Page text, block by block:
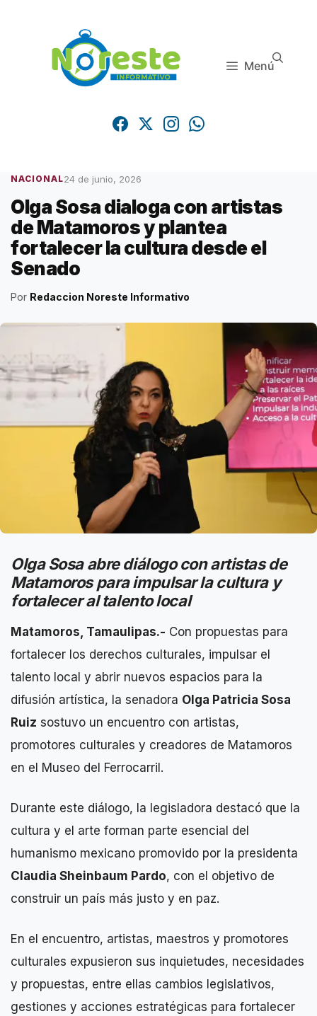
Menú
NACIONAL24 de junio, 2026
Olga Sosa dialoga con artistas
de Matamoros y plantea
fortalecer la cultura desde el
Senado
Por Redaccion Noreste Informativo
Olga Sosa abre diálogo con artistas de
Matamoros para impulsar la cultura y
fortalecer al talento local
Matamoros, Tamaulipas.- Con propuestas para
fortalecer los derechos culturales, impulsar el
talento local y abrir nuevos espacios para la
difusión artística, la senadora Olga Patricia Sosa
Ruiz sostuvo un encuentro con artistas,
promotores culturales y creadores de Matamoros
en el Museo del Ferrocarril.
Durante este diálogo, la legisladora destacó que la
cultura y el arte forman parte esencial del
humanismo mexicano promovido por la presidenta
Claudia Sheinbaum Pardo, con el objetivo de
construir un país más justo y en paz.
En el encuentro, artistas, maestros y promotores
culturales expusieron sus inquietudes, necesidades
y propuestas, entre ellas cambios legislativos,
gestiones y acciones estratégicas para fortalecer